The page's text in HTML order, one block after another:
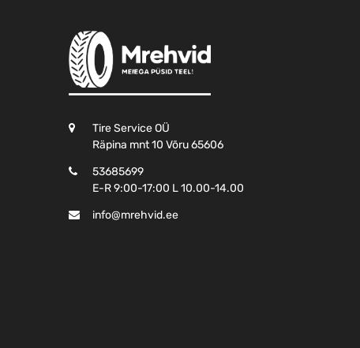
Tire Service OÜ
Räpina mnt 10 Võru 65606
53685699
E-R 9:00-17:00 L 10.00-14.00
info@mrehvid.ee